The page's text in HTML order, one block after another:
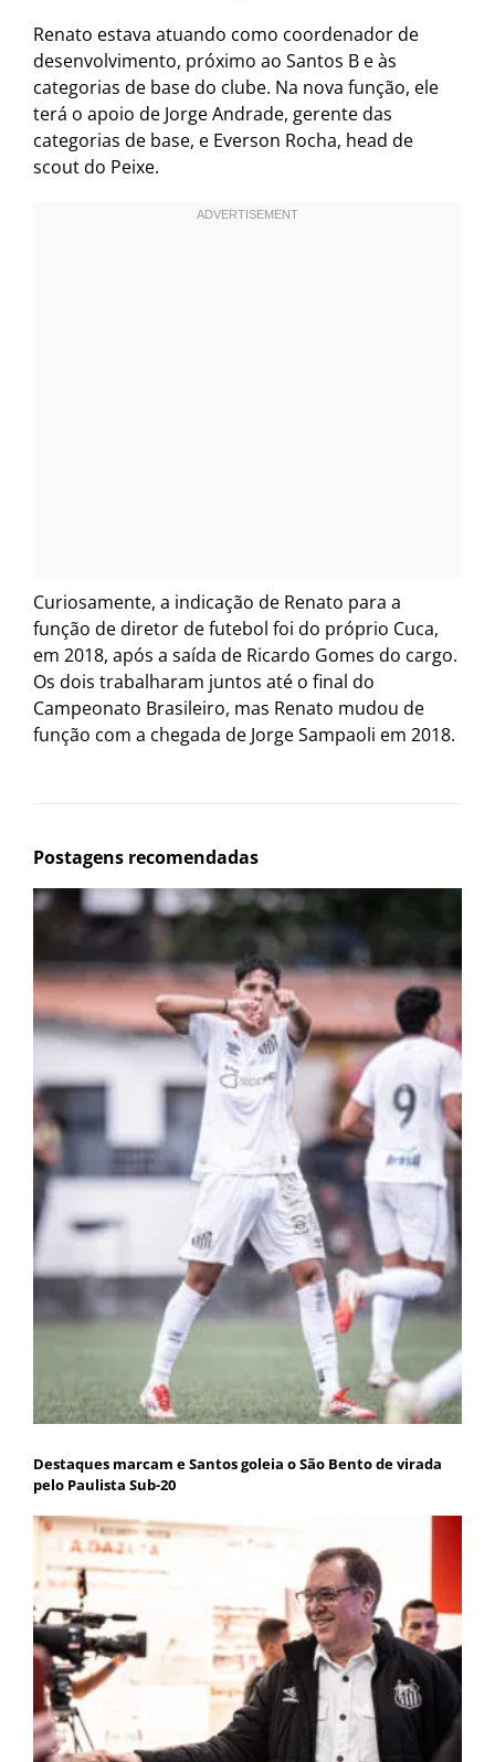
Renato estava atuando como coordenador de
desenvolvimento, próximo ao Santos B e às
categorias de base do clube. Na nova função, ele
terá o apoio de Jorge Andrade, gerente das
categorias de base, e Everson Rocha, head de
scout do Peixe.
Curiosamente, a indicação de Renato para a
função de diretor de futebol foi do próprio Cuca,
em 2018, após a saída de Ricardo Gomes do cargo.
Os dois trabalharam juntos até o final do
Campeonato Brasileiro, mas Renato mudou de
função com a chegada de Jorge Sampaoli em 2018.
Postagens recomendadas
Destaques marcam e Santos goleia o São Bento de virada
pelo Paulista Sub-20